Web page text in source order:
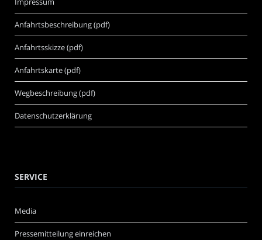
Anfahrtsbeschreibung (pdf)
Anfahrtsskizze (pdf)
Anfahrtskarte (pdf)
Wegbeschreibung (pdf)
Datenschutzerklärung
SERVICE
Media
Pressemitteilung einreichen